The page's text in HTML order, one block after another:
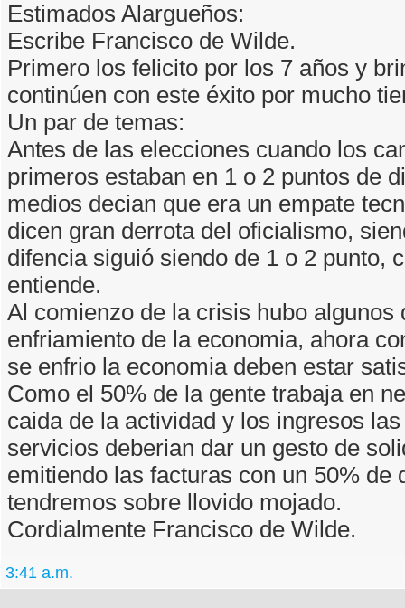
Estimados Alargueños:
Escribe Francisco de Wilde.
Primero los felicito por los 7 años y
continúen con este éxito por mucho
Un par de temas:
Antes de las elecciones cuando los
primeros estaban en 1 o 2 puntos de
medios decian que era un empate
dicen gran derrota del oficialismo,
difencia siguió siendo de 1 o 2 punto,
entiende.
Al comienzo de la crisis hubo algunos
enfriamiento de la economia, ahora
se enfrio la economia deben estar
Como el 50% de la gente trabaja en
caida de la actividad y los ingresos
servicios deberian dar un gesto de
emitiendo las facturas con un 50% de
tendremos sobre llovido mojado.
Cordialmente Francisco de Wilde.
3:41 a.m.